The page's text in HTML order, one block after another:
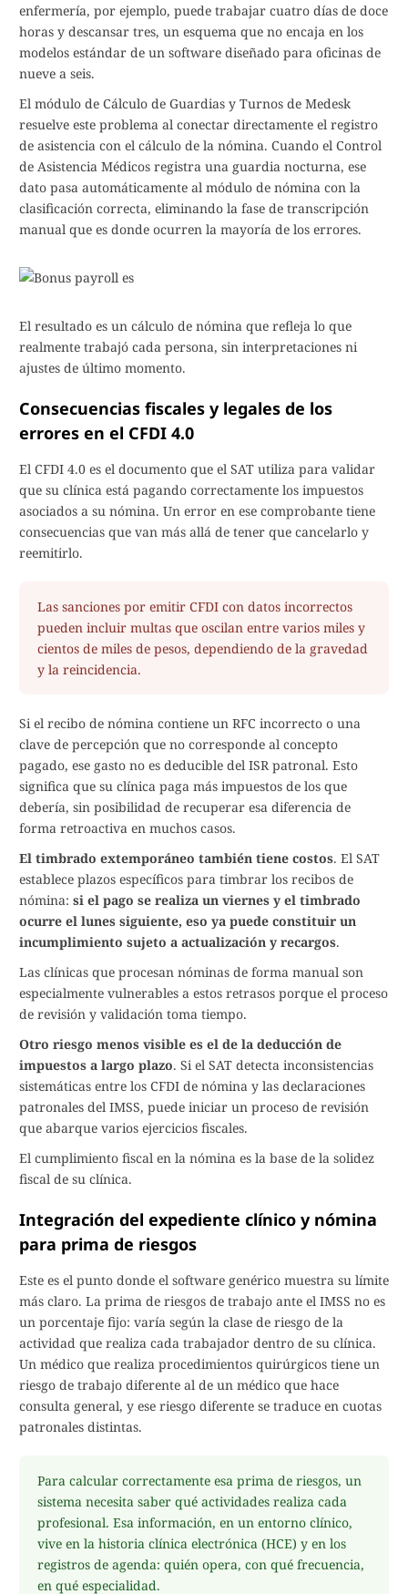
enfermería, por ejemplo, puede trabajar cuatro días de doce
horas y descansar tres, un esquema que no encaja en los
modelos estándar de un software diseñado para oficinas de
nueve a seis.
El módulo de Cálculo de Guardias y Turnos de Medesk
resuelve este problema al conectar directamente el registro
de asistencia con el cálculo de la nómina. Cuando el Control
de Asistencia Médicos registra una guardia nocturna, ese
dato pasa automáticamente al módulo de nómina con la
clasificación correcta, eliminando la fase de transcripción
manual que es donde ocurren la mayoría de los errores.
El resultado es un cálculo de nómina que refleja lo que
realmente trabajó cada persona, sin interpretaciones ni
ajustes de último momento.
Consecuencias fiscales y legales de los
errores en el CFDI 4.0
El CFDI 4.0 es el documento que el SAT utiliza para validar
que su clínica está pagando correctamente los impuestos
asociados a su nómina. Un error en ese comprobante tiene
consecuencias que van más allá de tener que cancelarlo y
reemitirlo.
Las sanciones por emitir CFDI con datos incorrectos
pueden incluir multas que oscilan entre varios miles y
cientos de miles de pesos, dependiendo de la gravedad
y la reincidencia.
Si el recibo de nómina contiene un RFC incorrecto o una
clave de percepción que no corresponde al concepto
pagado, ese gasto no es deducible del ISR patronal. Esto
significa que su clínica paga más impuestos de los que
debería, sin posibilidad de recuperar esa diferencia de
forma retroactiva en muchos casos.
El timbrado extemporáneo también tiene costos. El SAT
establece plazos específicos para timbrar los recibos de
nómina: si el pago se realiza un viernes y el timbrado
ocurre el lunes siguiente, eso ya puede constituir un
incumplimiento sujeto a actualización y recargos.
Las clínicas que procesan nóminas de forma manual son
especialmente vulnerables a estos retrasos porque el proceso
de revisión y validación toma tiempo.
Otro riesgo menos visible es el de la deducción de
impuestos a largo plazo. Si el SAT detecta inconsistencias
sistemáticas entre los CFDI de nómina y las declaraciones
patronales del IMSS, puede iniciar un proceso de revisión
que abarque varios ejercicios fiscales.
El cumplimiento fiscal en la nómina es la base de la solidez
fiscal de su clínica.
Integración del expediente clínico y nómina
para prima de riesgos
Este es el punto donde el software genérico muestra su límite
más claro. La prima de riesgos de trabajo ante el IMSS no es
un porcentaje fijo: varía según la clase de riesgo de la
actividad que realiza cada trabajador dentro de su clínica.
Un médico que realiza procedimientos quirúrgicos tiene un
riesgo de trabajo diferente al de un médico que hace
consulta general, y ese riesgo diferente se traduce en cuotas
patronales distintas.
Para calcular correctamente esa prima de riesgos, un
sistema necesita saber qué actividades realiza cada
profesional. Esa información, en un entorno clínico,
vive en la historia clínica electrónica (HCE) y en los
registros de agenda: quién opera, con qué frecuencia,
en qué especialidad.